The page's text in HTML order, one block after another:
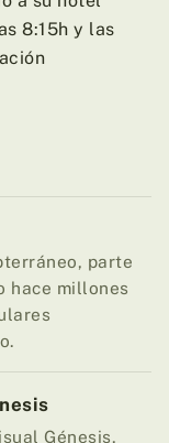
8:15h y las
parte
hace millones
Génesis,